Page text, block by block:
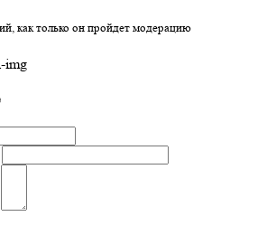
как только он пройдет модерацию